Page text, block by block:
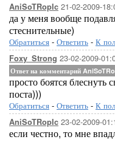
AniSoTRopIc 21-02-2009-
да у меня вообще
стеснительные)
Обратиться - Ответить - К
Foxy_Strong 23-02-2009-
Ответ на комментарий
просто боятся блеснуть
поста)))
Обратиться - Ответить - К
AniSoTRopIc 23-02-2009-
если честно, то мне